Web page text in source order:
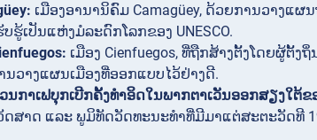
ເມືອງອານານິຄົມ Camagüey, ດ້ວຍການວາງແ
ເປັນແຫ່ງມໍລະດົກໂລກຂອງ UNESCO.
ເມືອງ Cienfuegos, ທີ່ຖືກສ້າງຕັ້ງໂດຍຜູ້ຕັ້
ວາງແຜນເມືອງທີ່ອອກແບບໄວ້ຢ່າງດີ.
ກາເຟບຸກເບີກຄັ້ງທຳອິດໃນພາກຕາເວັນອອກສຽງໃຕ້ຂ
ສາດ ແລະ ພູມິທັດວັດທະນະທຳທີ່ມີມາແຕ່ສະຕະວັດທີ